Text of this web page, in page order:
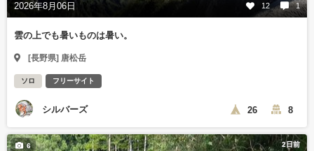
2026年8月06日 12 1
雲の上でも暑いものは暑い。
[長野県] 唐松岳
ソロ フリーサイト
シルバーズ 26 8
2日前
6